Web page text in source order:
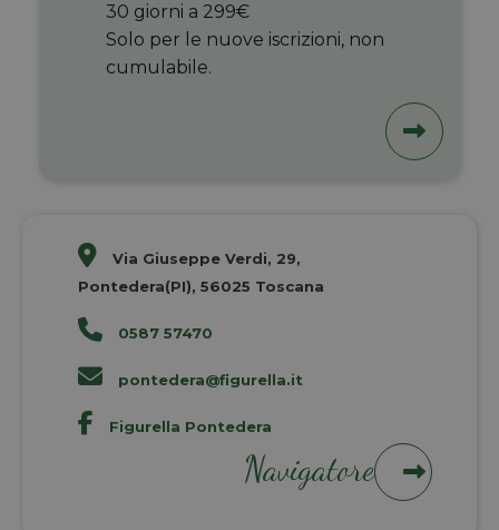
30 giorni a 299€
Solo per le nuove iscrizioni, non
cumulabile.
Via Giuseppe Verdi, 29,
Pontedera(PI), 56025 Toscana
0587 57470
pontedera@figurella.it
Figurella Pontedera
Navigatore